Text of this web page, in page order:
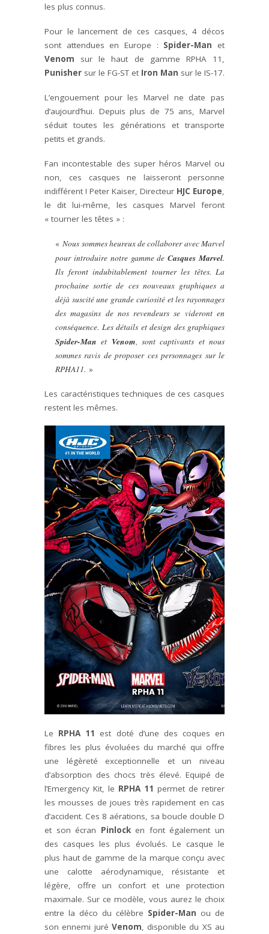
les plus connus.
Pour le lancement de ces casques, 4 décos
sont attendues en Europe : Spider-Man et
Venom sur le haut de gamme RPHA 11,
Punisher sur le FG-ST et Iron Man sur le IS-17.
L’engouement pour les Marvel ne date pas
d’aujourd’hui. Depuis plus de 75 ans, Marvel
séduit toutes les générations et transporte
petits et grands.
Fan incontestable des super héros Marvel ou
non, ces casques ne laisseront personne
indifférent ! Peter Kaiser, Directeur HJC Europe,
le dit lui-même, les casques Marvel feront
« tourner les têtes » :
«Nous sommes heureux de collaborer avec Marvel
pour introduire notre gamme deCasques Marvel.
Ils feront indubitablement tourner les têtes. La
prochaine sortie de ces nouveaux graphiques a
déjà suscité une grande curiosité et les rayonnages
des magasins de nos revendeurs se videront en
conséquence. Les détails et design des graphiques
Spider-Man et Venom, sont captivants et nous
sommes ravis de proposer ces personnages sur le
RPHA11. »
Les caractéristiques techniques de ces casques
restent les mêmes.
Le RPHA 11
est doté d’une des coques en
fibres les plus évoluées du marché qui offre
une légèreté exceptionnelle et un niveau
d’absorption des chocs très élevé. Equipé de
l’Emergency Kit, le RPHA 11 permet de retirer
les mousses de joues très rapidement en cas
d’accident. Ces 8 aérations, sa boucle double D
et son écran Pinlocken font également un
des casques les plus évolués. Le casque le
plus haut de gamme de la marque conçu avec
une calotte aérodynamique, résistante et
légère, offre un confort et une protection
maximale. Sur ce modèle, vous aurez le choix
entre la déco du célèbre Spider-Man ou de
son ennemi juré Venom, disponible du XS au